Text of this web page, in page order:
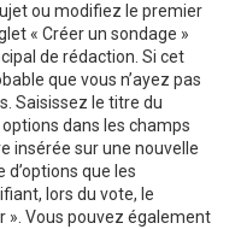
ou modifiez le premier
« Créer un sondage »
de rédaction. Si cet
que vous n’ayez pas
Saisissez le titre du
dans les champs
insérée sur une nouvelle
que les
lors du vote, le
». Vous pouvez également